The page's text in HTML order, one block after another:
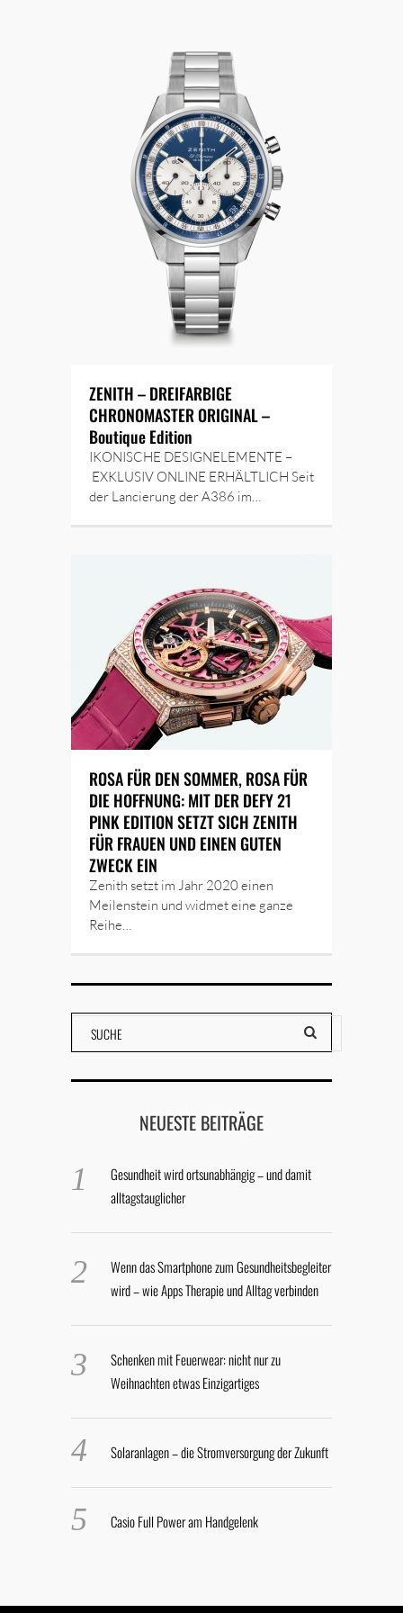
ZENITH – DREIFARBIGE
CHRONOMASTER ORIGINAL –
Boutique Edition
IKONISCHE DESIGNELEMENTE –
EXKLUSIV ONLINE ERHÄLTLICH Seit
der Lancierung der A386 im…
ROSA FÜR DEN SOMMER, ROSA FÜR
DIE HOFFNUNG: MIT DER DEFY 21
PINK EDITION SETZT SICH ZENITH
FÜR FRAUEN UND EINEN GUTEN
ZWECK EIN
Zenith setzt im Jahr 2020 einen
Meilenstein und widmet eine ganze
Reihe…
NEUESTE BEITRÄGE
Gesundheit wird ortsunabhängig – und damit
alltagstauglicher
Wenn das Smartphone zum Gesundheitsbegleiter
wird – wie Apps Therapie und Alltag verbinden
Schenken mit Feuerwear: nicht nur zu
Weihnachten etwas Einzigartiges
Solaranlagen – die Stromversorgung der Zukunft
Casio Full Power am Handgelenk